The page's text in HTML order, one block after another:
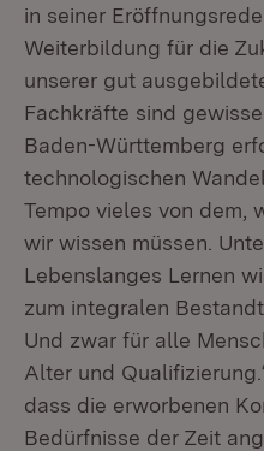
in seiner
Weiterbildung für die
unserer gut
Fachkräfte sind
Baden-Württemberg
technologischen
Tempo vieles von dem,
wir wissen müssen.
Lebenslanges Lernen
zum integralen
Und zwar für alle
Alter und
dass die erworbenen
Bedürfnisse der Zeit